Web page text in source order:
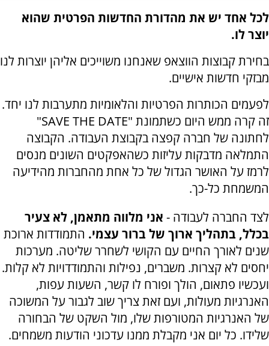
לכל אחד יש את מהדורת החדשות הפרטית שהוא
יוצר לו.
בחירת קבוצות הווצאפ שאנחנו משוייכים אליהן יוצרות לנו
מבזקי חדשות אישיים.
לפעמים הכותרות הפרטיות והלאומיות מתערבות לנו יחד.
זה קרה ממש היום כשתמונת "SAVE THE DATE"
לחתונה של חברה קפצה בקבוצת העבודה. הקבוצה
התמלאה מדבקות עליזות כשהאפקטים השונים מנסים
לרמז על האושר הגדול של כל אחת מהחברות מהידיעה
המשמחת כל-כך.
לצד החברה לעבודה - אני מלווה מתאמן, לא צעיר
בכלל, בתהליך ארוך של ברור עצמי. התמודדות ארוכת
שנים לאורך החיים עם הקושי לשחרר שליטה. מערכות
יחסים לא קצרות. משברים, נפילות והתמודדויות לא קלות.
ועכשיו פתאום, הולך ופורח לו קשר, השעות עפות,
האנרגיות מעולות, ועם זאת צריך שוב לגבור על המשוכה
של האנרגיות המטורפות שלו, מול השקט של הבחורה
שלידו. כל יום אני מקבלת ממנו עדכוני הודעות משמחים.